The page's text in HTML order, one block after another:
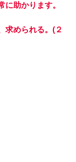
に助かります。
求められる。(２